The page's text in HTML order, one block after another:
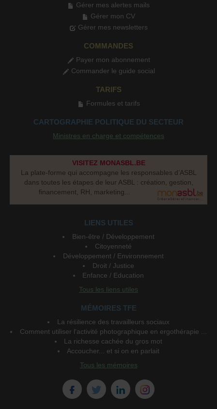
Gérer mes alertes mails
Gérer mon CV
Gérer mes newsletters
COMMANDES
Payer mon abonnement
Commander le guide social
TARIFS
Formules et tarifs
CARTOGRAPHIE POLITIQUE DU SECTEUR
Ministres en charge et compétences
VISITEZ MONASBL.BE
La plate-forme qui accompagne les responsables d’ASBL
dans toutes les étapes de leur ASBL : création, gestion,
financement, RH, marketing...
LIENS UTILES
Bien-être / Développement
Citoyenneté
Développement / Environnement
Droit / Justice
Enfance / Education
Tous les liens utiles
MÉMOIRES TFE
La résilience des travailleurs sociaux
Comment utiliser l'activité photographique en ergothérapie ...
La richesse cachée du gros mot
Accoucher... et si on en parlait
Tous les mémoires